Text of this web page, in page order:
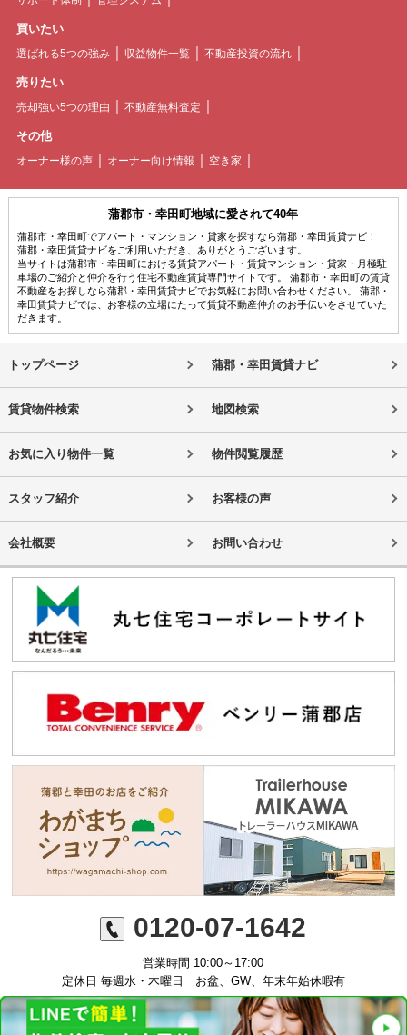
買いたい
選ばれる5つの強み 収益物件一覧 不動産投資の流れ
売りたい
売却強い5つの理由 不動産無料査定
その他
オーナー様の声 オーナー向け情報 空き家
蒲郡市・幸田町地域に愛されて40年
蒲郡市・幸田町でアパート・マンション・貸家を探すなら蒲郡・幸田賃貸ナビ！
蒲郡・幸田賃貸ナビをご利用いただき、ありがとうございます。
当サイトは蒲郡市・幸田町における賃貸アパート・賃貸マンション・貸家・月極駐
車場のご紹介と仲介を行う住宅不動産賃貸専門サイトです。 蒲郡市・幸田町の賃貸
不動産をお探しなら蒲郡・幸田賃貸ナビでお気軽にお問い合わせください。 蒲郡・
幸田賃貸ナビでは、お客様の立場にたって賃貸不動産仲介のお手伝いをさせていた
だきます。
トップページ 蒲郡・幸田賃貸ナビ
賃貸物件検索 地図検索
お気に入り物件一覧 物件閲覧履歴
スタッフ紹介 お客様の声
会社概要 お問い合わせ
0120-07-1642
営業時間 10:00～17:00
定休日 毎週水・木曜日 お盆、GW、年末年始休暇有